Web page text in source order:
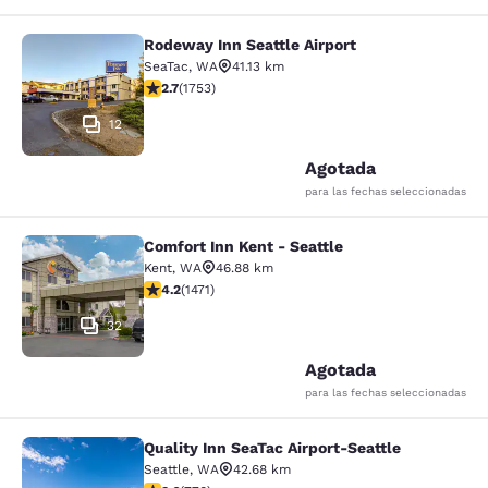
Rodeway Inn Seattle Airport
12
Rodeway Inn Seattle Airport
SeaTac, WA
41.13 km
Calificación de 2.68 estrellas. Razonable. 1753
2.7(1753)
Agotada
para las fechas seleccionadas
Comfort Inn Kent - Seattle
32
Comfort Inn Kent - Seattle
Kent, WA
46.88 km
Calificación de 4.22 estrellas. Excelente. 1471 reseñas
4.2(1471)
Agotada
para las fechas seleccionadas
Quality Inn SeaTac Airport-Seattle
Quality Inn SeaTac Airport-Seattle
Seattle, WA
42.68 km